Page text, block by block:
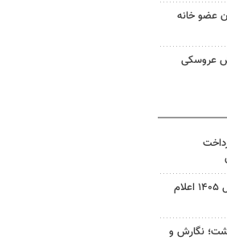
عضو خانه
عروسکی
نتیجه آزمون ورودی سمپاد سال ۱۴۰۵ اعلام
نگارش و